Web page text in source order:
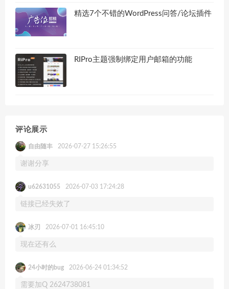
精选7个不错的WordPress问答/论坛插件
RIPro主题强制绑定用户邮箱的功能
评论展示
自由随丰 2026-07-27 15:26:55
谢谢分享
u62631055 2026-07-03 17:24:28
链接已经失效了
冰刃 2026-07-01 16:45:10
现在还有么
24小时的bug 2026-06-24 01:34:52
需要加Q 2624738081